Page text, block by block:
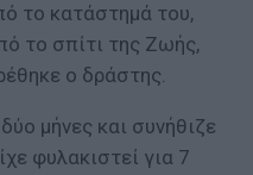
το κατάστημά του,
το σπίτι της Ζωής,
ο δράστης.
μήνες και συνήθιζε
φυλακιστεί για 7